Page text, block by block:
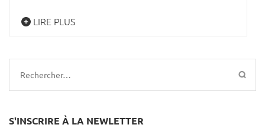
LIRE PLUS
Rechercher :
S'INSCRIRE À LA NEWLETTER